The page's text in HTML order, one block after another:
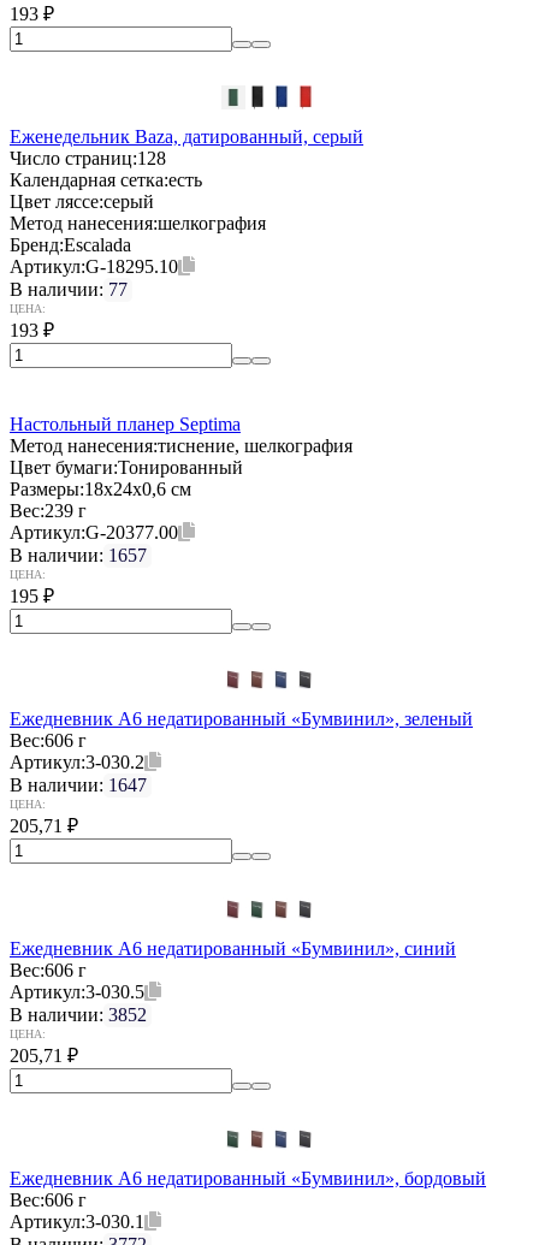
193 ₽
Еженедельник Baza, датированный, серый
Число страниц:128
Календарная сетка:есть
Цвет ляссе:серый
Метод нанесения:шелкография
Бренд:Escalada
Артикул:G-18295.10
В наличии: 77
ЦЕНА:
193 ₽
Настольный планер Septima
Метод нанесения:тиснение, шелкография
Цвет бумаги:Тонированный
Размеры:18х24х0,6 см
Вес:239 г
Артикул:G-20377.00
В наличии: 1657
ЦЕНА:
195 ₽
Ежедневник А6 недатированный «Бумвинил», зеленый
Вес:606 г
Артикул:3-030.2
В наличии: 1647
ЦЕНА:
205,71 ₽
Ежедневник А6 недатированный «Бумвинил», синий
Вес:606 г
Артикул:3-030.5
В наличии: 3852
ЦЕНА:
205,71 ₽
Ежедневник А6 недатированный «Бумвинил», бордовый
Вес:606 г
Артикул:3-030.1